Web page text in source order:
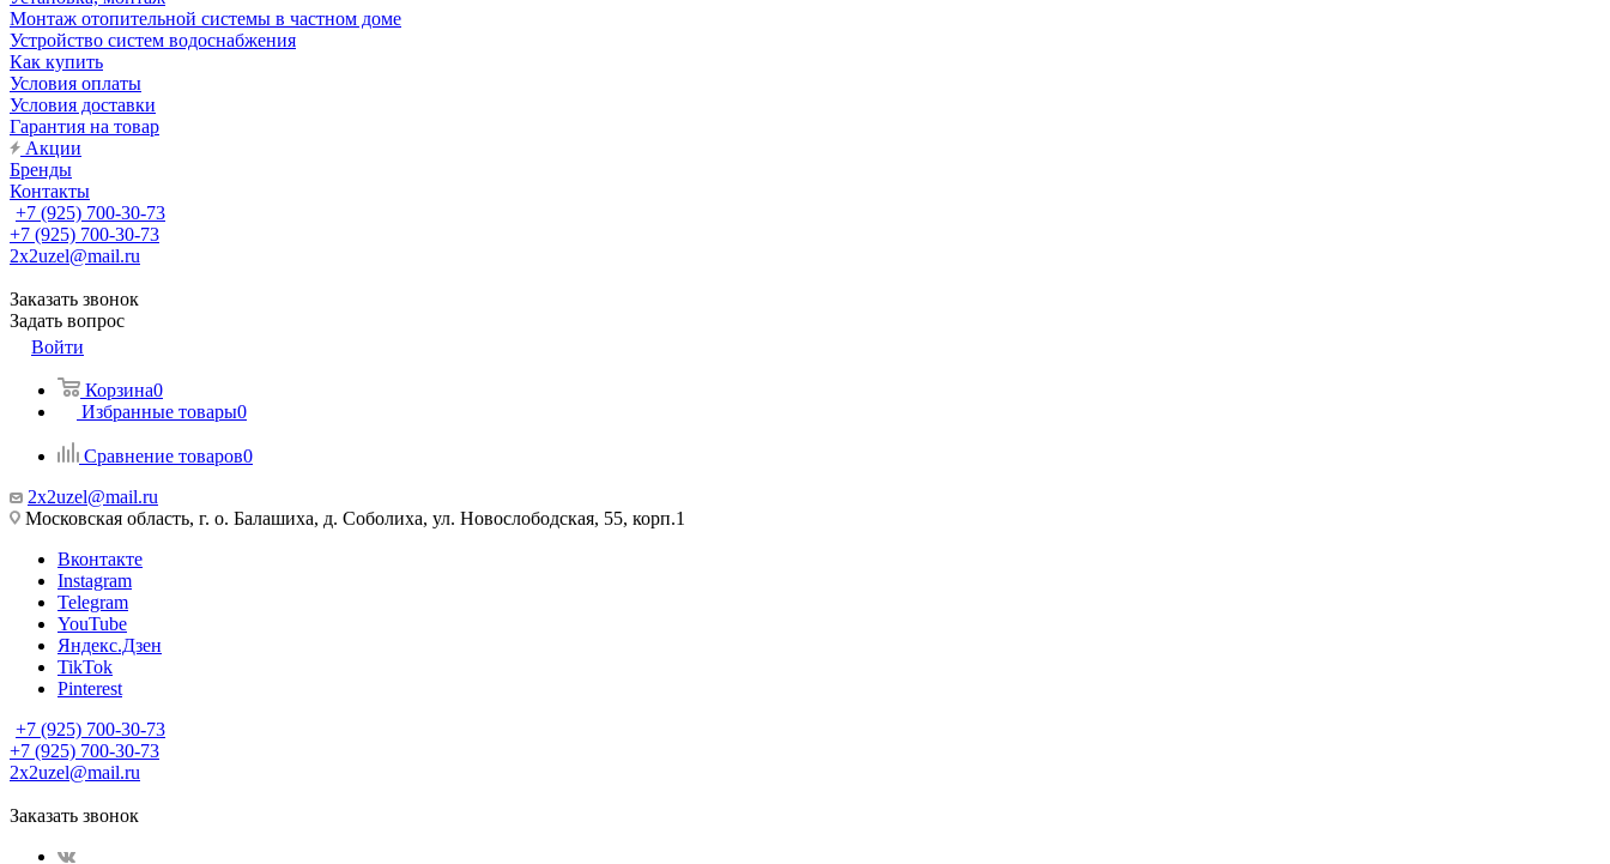
Монтаж отопительной системы в частном доме
Устройство систем водоснабжения
Как купить
Условия оплаты
Условия доставки
Гарантия на товар
Акции
Бренды
Контакты
+7 (925) 700-30-73
+7 (925) 700-30-73
2x2uzel@mail.ru
Заказать звонок
Задать вопрос
Войти
Корзина0
Избранные товары0
Сравнение товаров0
2x2uzel@mail.ru
Московская область, г. о. Балашиха, д. Соболиха, ул. Новослободская, 55, корп.1
Вконтакте
Instagram
Telegram
YouTube
Яндекс.Дзен
TikTok
Pinterest
+7 (925) 700-30-73
+7 (925) 700-30-73
2x2uzel@mail.ru
Заказать звонок